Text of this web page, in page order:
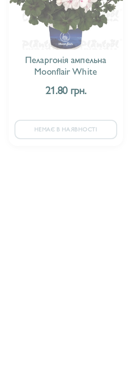
Пеларгонія ампельна
Moonflair White
21.80 грн.
НЕМАЄ В НАЯВНОСТІ